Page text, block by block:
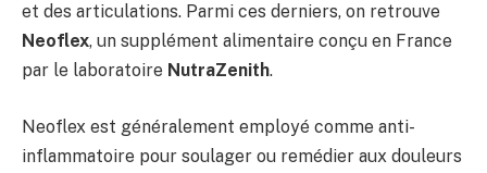
et des articulations. Parmi ces derniers, on retrouve
Neoflex, un supplément alimentaire conçu en France
par le laboratoire NutraZenith.
Neoflex est généralement employé comme anti-
inflammatoire pour soulager ou remédier aux douleurs